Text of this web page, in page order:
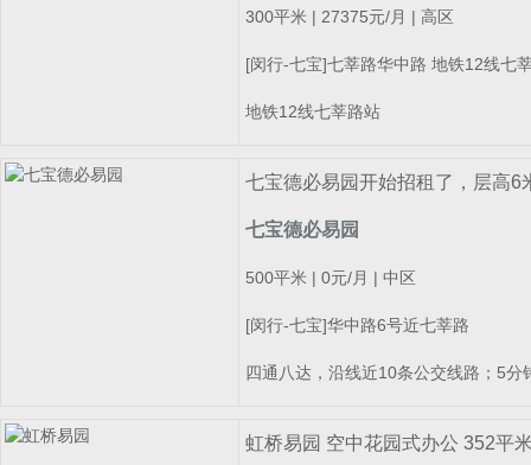
300平米 | 27375元/月 | 高区
[闵行-七宝]七莘路华中路 地铁12线七
地铁12线七莘路站
七宝德必易园开始招租了，层高6
七宝德必易园
500平米 | 0元/月 | 中区
[闵行-七宝]华中路6号近七莘路
四通八达，沿线近10条公交线路；5
虹桥易园 空中花园式办公 352平